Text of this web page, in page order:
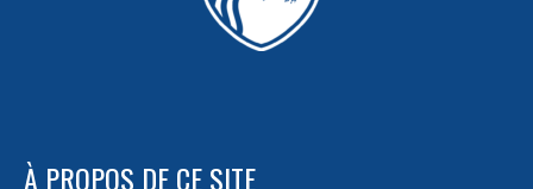
À PROPOS DE CE SITE